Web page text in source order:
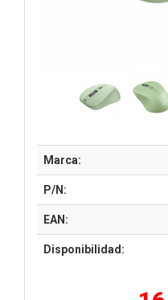
Marca:
P/N:
EAN:
Disponibilidad: